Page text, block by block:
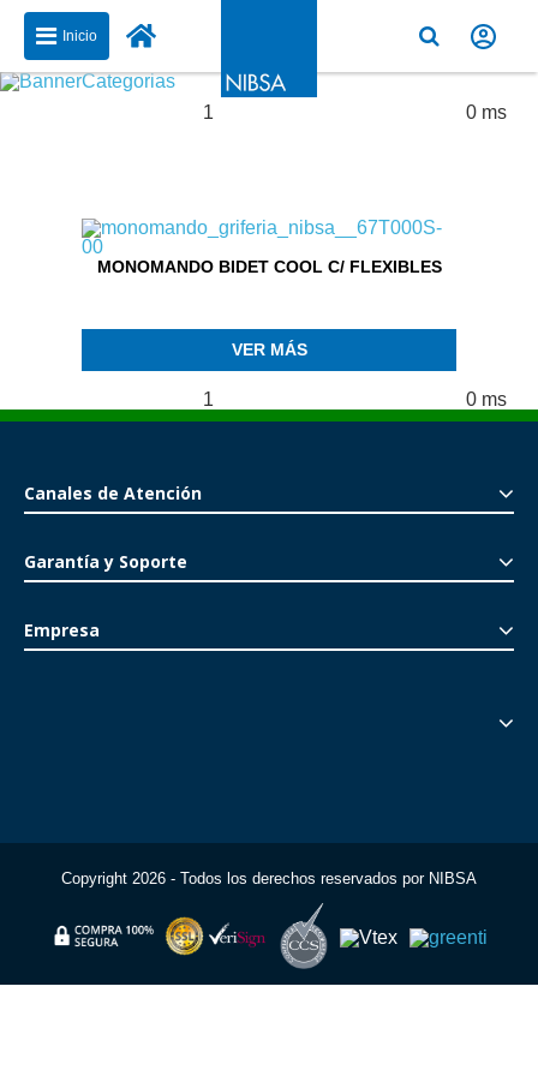
Inicio
1 0 ms
MONOMANDO BIDET COOL C/ FLEXIBLES
VER MÁS
1 0 ms
Canales de Atención
Garantía y Soporte
Empresa
Copyright 2026 - Todos los derechos reservados por NIBSA